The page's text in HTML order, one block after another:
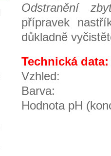
Odstranění
přípravek
důkladně
Technická data:
Hodnota pH